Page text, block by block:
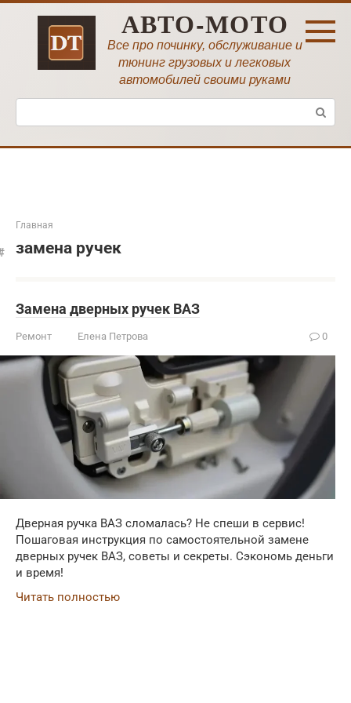
Перейти
АВТО-МОТО
Все про починку, обслуживание и
тюнинг грузовых и легковых
автомобилей своими руками
Поиск:
Главная
замена ручек
Замена дверных ручек ВАЗ
Ремонт Елена Петрова 0
Дверная ручка ВАЗ сломалась? Не спеши в сервис!
Пошаговая инструкция по самостоятельной замене
дверных ручек ВАЗ, советы и секреты. Сэкономь деньги
и время!
Читать полностью